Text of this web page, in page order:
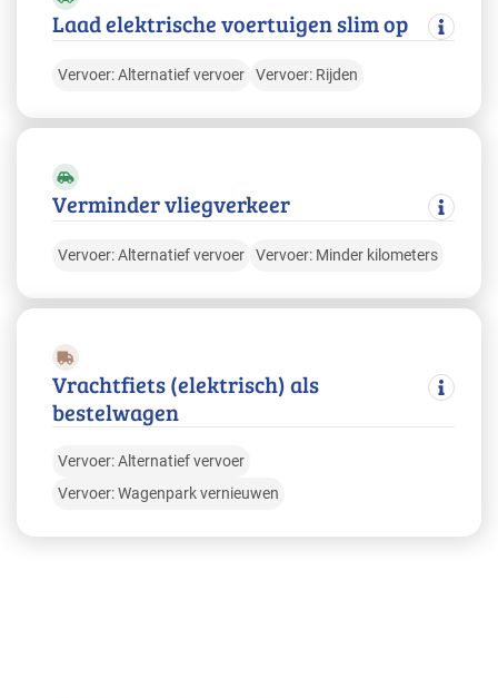
Laad elektrische voertuigen slim op
Vervoer: Alternatief vervoer Vervoer: Rijden
Verminder vliegverkeer
Vervoer: Alternatief vervoer Vervoer: Minder kilometers
Vrachtfiets (elektrisch) als
bestelwagen
Vervoer: Alternatief vervoer
Vervoer: Wagenpark vernieuwen